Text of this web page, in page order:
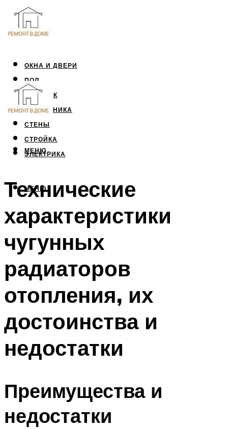
ОКНА И ДВЕРИ
ПОЛ
ПОТОЛОК
САНТЕХНИКА
СТЕНЫ
СТРОЙКА
ЭЛЕКТРИКА
МЕНЮ
МЕНЮ
Технические
характеристики
чугунных
радиаторов
отопления, их
достоинства и
недостатки
Преимущества и
недостатки